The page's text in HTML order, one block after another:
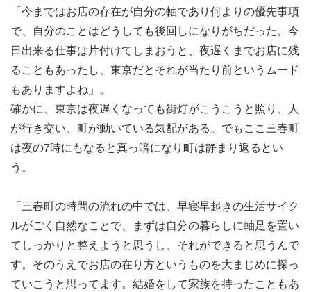
「今まではお店の存在が自分の軸であり何よりの優先事項
で、自分のことはどうしても後回しになりがちだった。今
日出来る仕事は片付けてしまおうと、夜遅くまでお店に残
ることもあったし、東京だとそれが当たり前というムード
もありますよね」。
確かに、東京は夜遅くなっても街灯がこうこうと照り、人
が行き交い、町が動いている気配がある。でもここ三春町
は夜の7時にもなると真っ暗になり町は静まり返るとい
う。
「三春町の時間の流れの中では、早寝早起きの生活サイク
ルがごく自然なことで、まずは自分の暮らしに軸足を置い
てしっかりと整えようと思うし、それができると思うんで
す。そのうえでお店の在り方というものを大まじめに探っ
ていこうと思ってます。結婚をして家族を持ったこともあ